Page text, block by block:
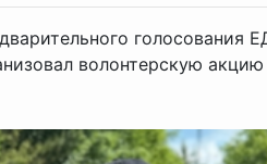
голосования
волонтерскую акцию